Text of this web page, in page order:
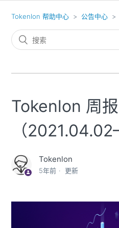
Tokenlon 帮助中心 公告中心
Tokenlon 周报
（
Tokenlon
5年前 更新